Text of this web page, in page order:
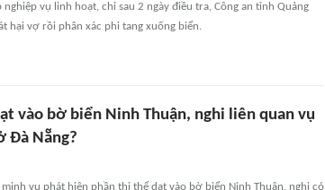
vụ linh hoạt, chỉ sau 2 ngày điều tra, Công an tỉnh Quảng
hại vợ rồi phân xác phi tang xuống biển.
vào bờ biển Ninh Thuận, nghi liên quan vụ
Đà Nẵng?
vụ phát hiện phần thi thể dạt vào bờ biển Ninh Thuận, nghi có